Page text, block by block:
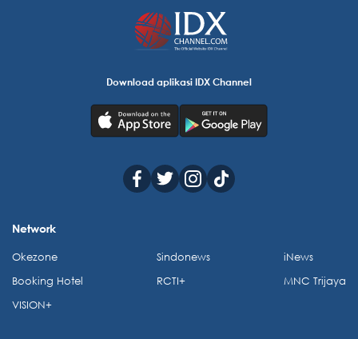
Download aplikasi IDX Channel
Network
Okezone
Booking Hotel
VISION+
Sindonews
RCTI+
iNews
MNC Trijaya